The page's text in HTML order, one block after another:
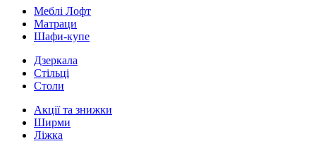
Меблі Лофт
Матраци
Шафи-купе
Дзеркала
Стільці
Столи
Акції та знижки
Ширми
Ліжка